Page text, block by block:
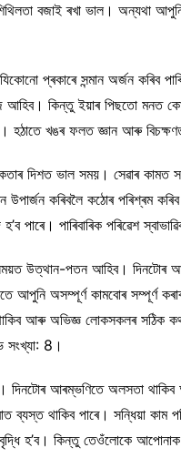
বজাই ৰখা ভাল। অন্যথা
প্ৰকাৰে সন্মান অৰ্জন কৰিব
কিন্তু ইয়াৰ পিছতো মনত
হঠাতে খঙৰ ফলত জ্ঞান আৰু
দিশত ভাল সময়। সেৱাৰ
কৰিবলৈ কঠোৰ পৰিশ্ৰম
হ’ব পাৰে। পাৰিবাৰিক পৰিৱেশ
উত্থান-পতন আহিব। দিনটোৰ
আপুনি অসম্পূৰ্ণ কামবোৰ সম্পূৰ্ণ
আৰু অভিজ্ঞ লোকসকলৰ সঠিক
সংখ্যা: 8।
আৰম্ভণিতে অলসতা থাকিব
ব্যস্ত থাকিব পাৰে। সন্ধিয়া কাম
হ’ব। কিন্তু তেওঁলোকে